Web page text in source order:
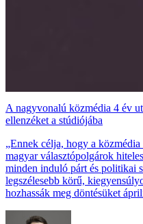
A nagyvonalú közmédia 4 év
ellenzéket a stúdiójába
„Ennek célja, hogy a
magyar választópolgárok
minden induló párt és politikai
legszélesebb körű,
hozhassák meg döntésüket